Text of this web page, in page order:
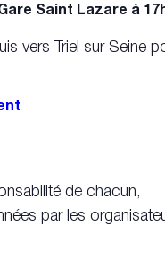
Saint Lazare à
vers Triel sur Seine
de chacun,
par les